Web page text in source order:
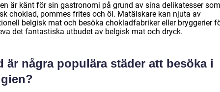
är känt för sin gastronomi på grund av sina delikatesser som
choklad, pommes frites och öl. Matälskare kan njuta av
belgisk mat och besöka chokladfabriker eller bryggerier
det fantastiska utbudet av belgisk mat och dryck.
är några populära städer att besöka i